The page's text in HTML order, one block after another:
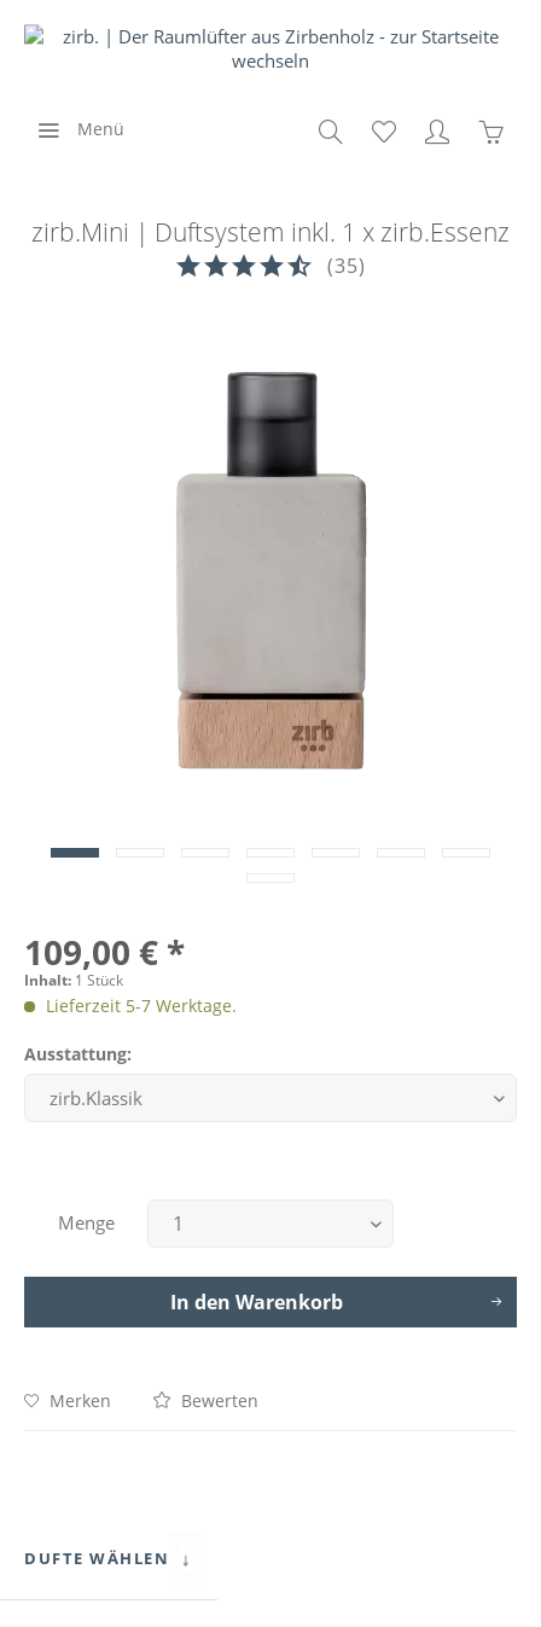
Menü
zirb.Mini | Duftsystem inkl. 1 x zirb.Essenz
(35)
109,00 € *
Inhalt: 1 Stück
Lieferzeit 5-7 Werktage.
Ausstattung:
Menge
In den Warenkorb
Merken Bewerten
DUFTE WÄHLEN ↓